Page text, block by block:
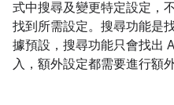
式中搜尋及變更特定設定，
找到所需設定。搜尋功能是
據預設，搜尋功能只會找出
入，額外設定都需要進行額